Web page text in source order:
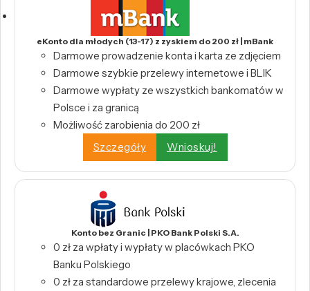
eKonto dla młodych (13-17) z zyskiem do 200 zł | mBank
Darmowe prowadzenie konta i karta ze zdjęciem
Darmowe szybkie przelewy internetowe i BLIK
Darmowe wypłaty ze wszystkich bankomatów w
Polsce i za granicą
Możliwość zarobienia do 200 zł
Szczegóły
Wnioskuj!
Konto bez Granic | PKO Bank Polski S.A.
0 zł za wpłaty i wypłaty w placówkach PKO
Banku Polskiego
0 zł za standardowe przelewy krajowe, zlecenia